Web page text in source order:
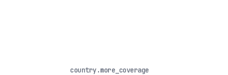
country.more_coverage